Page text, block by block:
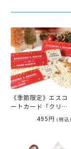
《季節限定》エスコ
ートカード「クリス
マス」（１名様分）
495円 (税込)